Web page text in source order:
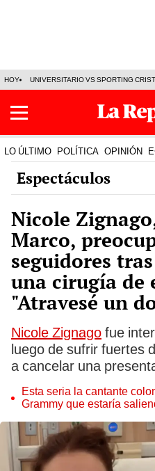
HOY UNIVERSITARIO VS SPORTING
LO ÚLTIMO POLÍTICA OPINIÓN
Espectáculos
Nicole
Marco,
seguidores
una cirugía de
"Atravesé un
Nicole Zignago fue
luego de sufrir fuertes
a cancelar una
Esta seria la cantante
Grammy que estaría